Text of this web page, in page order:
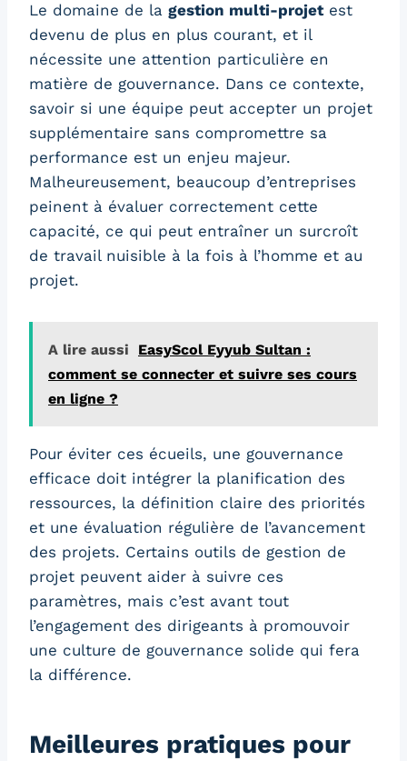
Le domaine de la gestion multi-projetest
devenu de plus en plus courant, et il
nécessite une attention particulière en
matière de gouvernance. Dans ce contexte,
savoir si une équipe peut accepter un projet
supplémentaire sans compromettre sa
performance est un enjeu majeur.
Malheureusement, beaucoup d’entreprises
peinent à évaluer correctement cette
capacité, ce qui peut entraîner un surcroît
de travail nuisible à la fois à l’homme et au
projet.
A lire aussi
EasyScol Eyyub Sultan :
comment se connecter et suivre ses cours
en ligne ?
Pour éviter ces écueils, une gouvernance
efficace doit intégrer la planification des
ressources, la définition claire des priorités
et une évaluation régulière de l’avancement
des projets. Certains outils de gestion de
projet peuvent aider à suivre ces
paramètres, mais c’est avant tout
l’engagement des dirigeants à promouvoir
une culture de gouvernance solide qui fera
la différence.
Meilleures pratiques pour